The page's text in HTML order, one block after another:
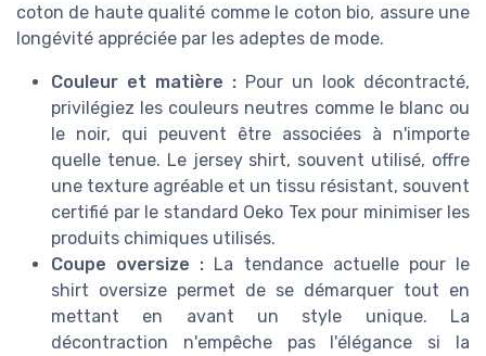
coton de haute qualité comme le coton bio, assure une
longévité appréciée par les adeptes de mode.
Couleur et matière : Pour un look décontracté,
privilégiez les couleurs neutres comme le blanc ou
le noir, qui peuvent être associées à n'importe
quelle tenue. Le jersey shirt, souvent utilisé, offre
une texture agréable et un tissu résistant, souvent
certifié par le standard Oeko Tex pour minimiser les
produits chimiques utilisés.
Coupe oversize : La tendance actuelle pour le
shirt oversize permet de se démarquer tout en
mettant en avant un style unique. La
décontraction n'empêche pas l'élégance si la